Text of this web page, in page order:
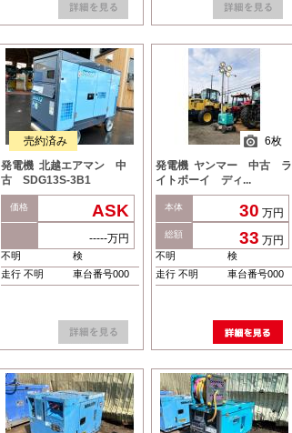
売約済み
発電機 北越エアマン 中
古 SDG13S-3B1
価格 ASK
-----万円
不明
検
走行 不明
車台番号000
6枚
発電機 ヤンマー 中古 ラ
イトボーイ ディ...
本体 30 万円
総額 33 万円
不明
検
走行 不明
車台番号000